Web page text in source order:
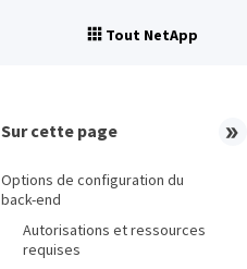
Tout NetApp
Sur cette page
Options de configuration du
back-end
Autorisations et ressources
requises